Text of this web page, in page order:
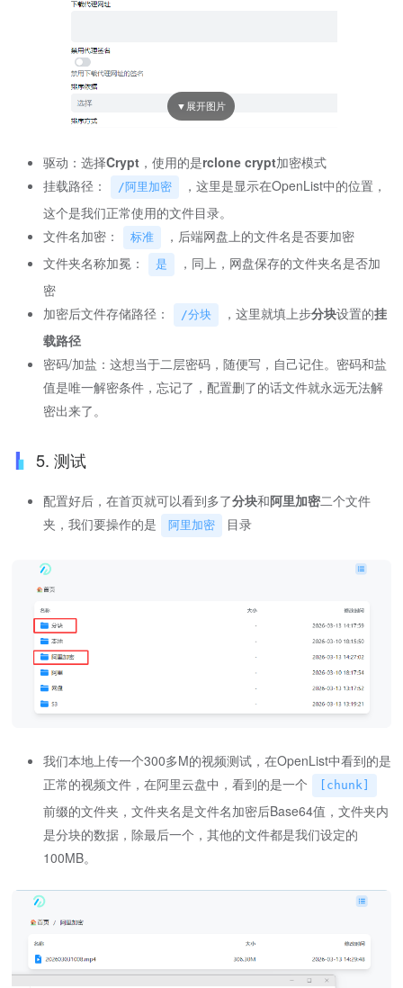
驱动：选择Crypt ，使用的是rclone crypt加密模式
挂载路径：
/阿里加密
，这里是显示在OpenList中的位置，
这个是我们正常使用的文件目录。
文件名加密：
标准
，后端网盘上的文件名是否要加密
文件夹名称加冕：
是
，同上，网盘保存的文件夹名是否加
密
加密后文件存储路径：
/分块 ，这里就填上步分块设置的挂
载路径
密码/加盐：这想当于二层密码，随便写，自己记住。密码和盐
值是唯一解密条件，忘记了，配置删了的话文件就永远无法解
密出来了。
5. 测试
配置好后，在首页就可以看到多了分块和阿里加密二个文件
夹，我们要操作的是
阿里加密 目录
我们本地上传一个300多M的视频测试，在OpenList中看到的是
正常的视频文件，在阿里云盘中，看到的是一个
[chunk]
前缀的文件夹，文件夹名是文件名加密后Base64值，文件夹内
是分块的数据，除最后一个，其他的文件都是我们设定的
100MB。